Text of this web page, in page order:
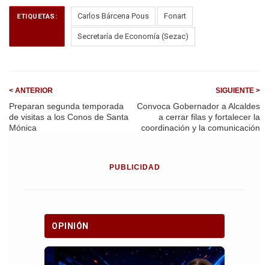
o
o
A
p
a
m
ETIQUETAS: Carlos Bárcena Pous Fonart
Secretaría de Economía (Sezac)
< ANTERIOR
Preparan segunda temporada
de visitas a los Conos de Santa
Mónica
SIGUIENTE >
Convoca Gobernador a Alcaldes
a cerrar filas y fortalecer la
coordinación y la comunicación
PUBLICIDAD
OPINIÓN